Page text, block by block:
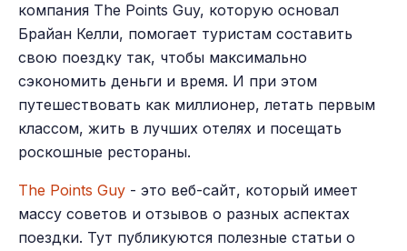
компания The Points Guy, которую основал
Брайан Келли, помогает туристам составить
свою поездку так, чтобы максимально
сэкономить деньги и время. И при этом
путешествовать как миллионер, летать первым
классом, жить в лучших отелях и посещать
роскошные рестораны.
The Points Guy - это веб-сайт, который имеет
массу советов и отзывов о разных аспектах
поездки. Тут публикуются полезные статьи о